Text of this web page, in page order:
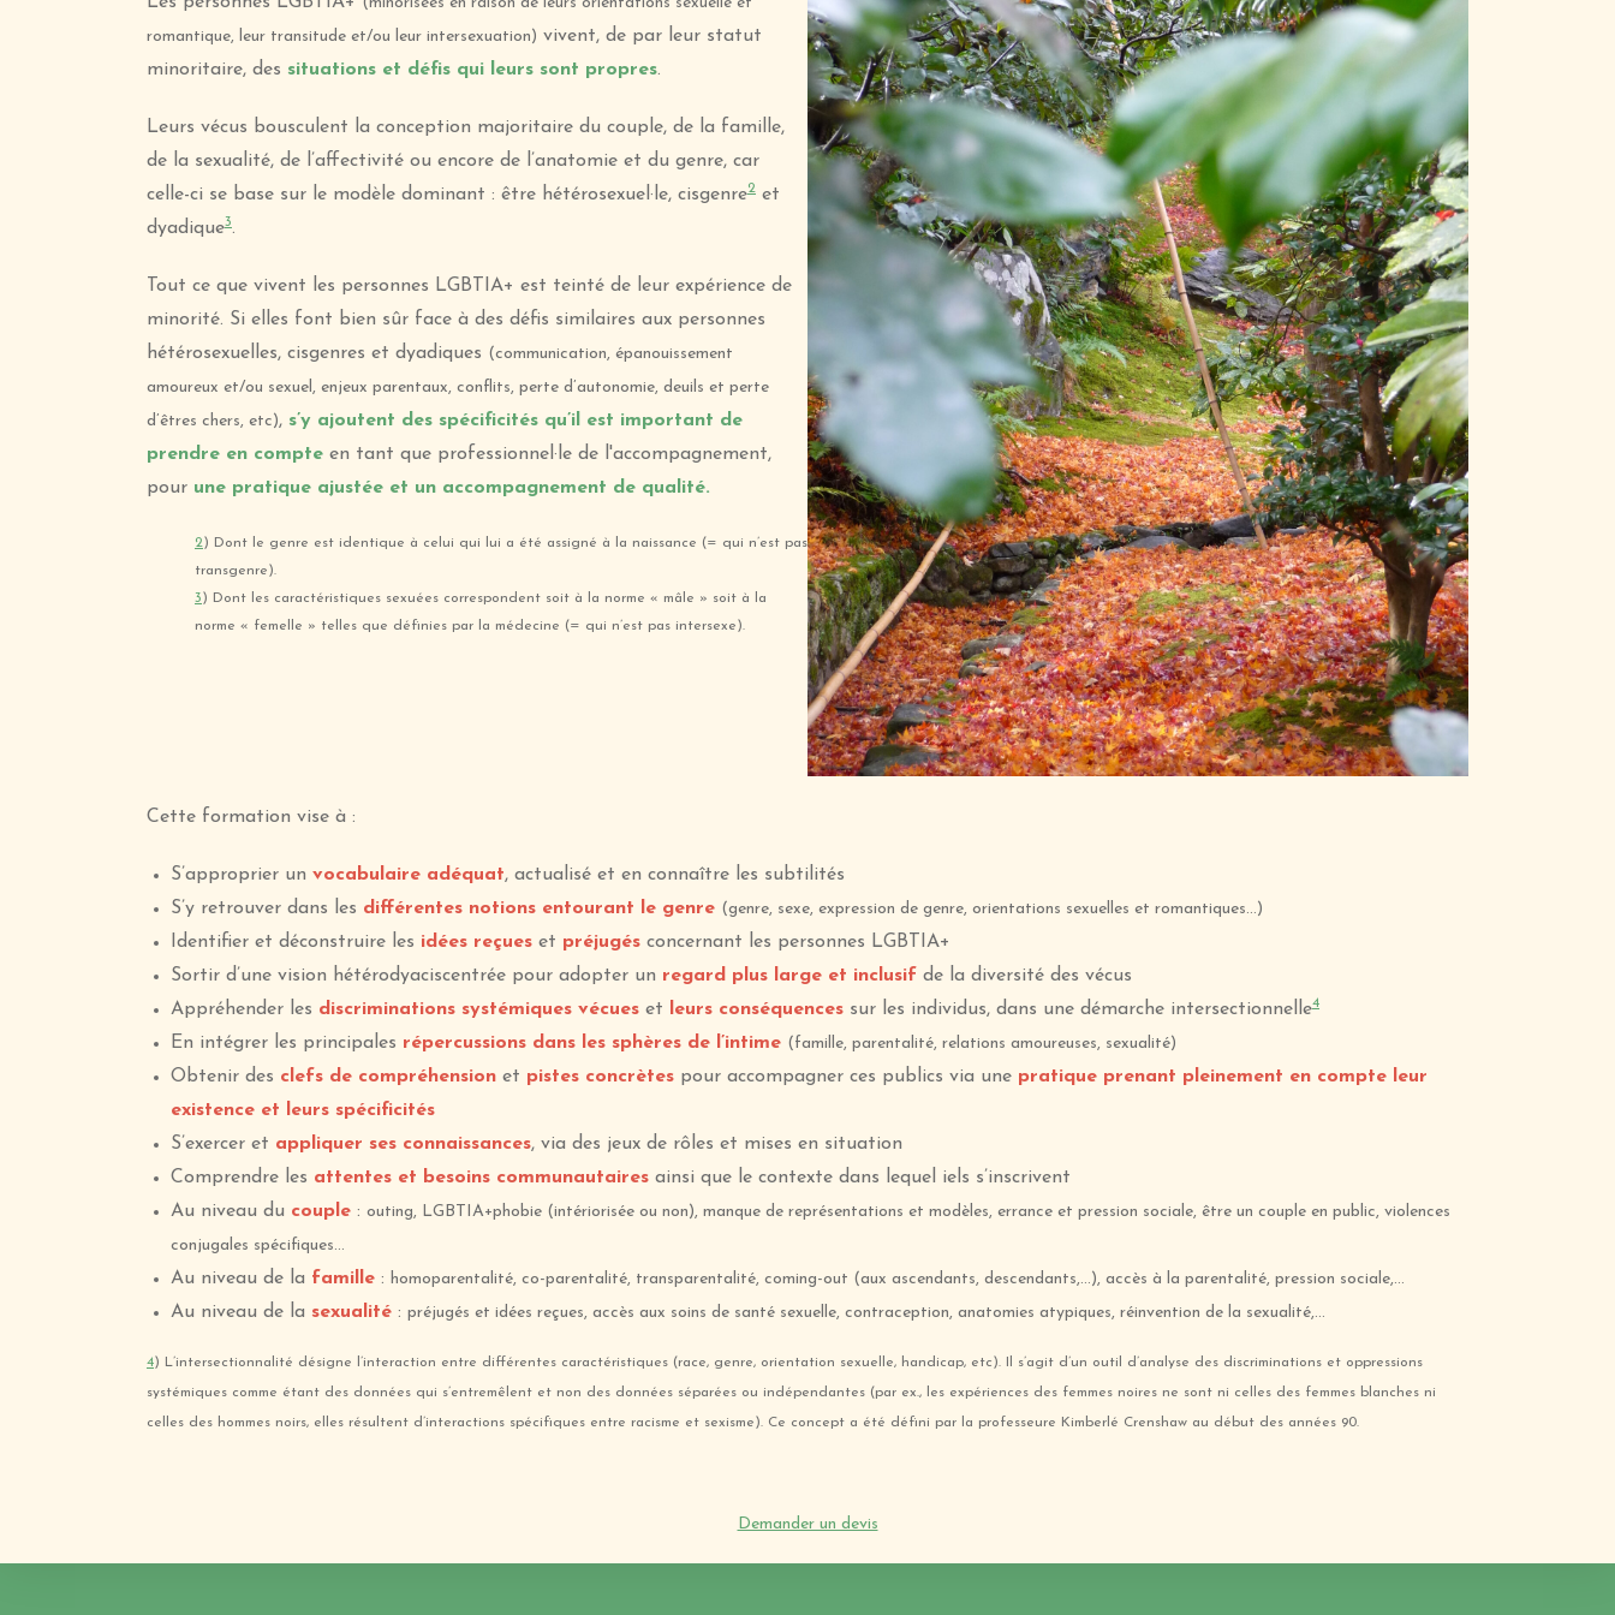
romantique, leur transitude et/ou leur intersexuation) vivent, de par leur statut
minoritaire, des situations et défis qui leurs sont propres.
Leurs vécus bousculent la conception majoritaire du couple, de la famille,
de la sexualité, de l’affectivité ou encore de l’anatomie et du genre, car
celle-ci se base sur le modèle dominant : être hétérosexuel·le, cisgenre2 et
dyadique3.
Tout ce que vivent les personnes LGBTIA+ est teinté de leur expérience de
minorité. Si elles font bien sûr face à des défis similaires aux personnes
hétérosexuelles, cisgenres et dyadiques (communication, épanouissement
amoureux et/ou sexuel, enjeux parentaux, conflits, perte d’autonomie, deuils et perte
d’êtres chers, etc), s’y ajoutent des spécificités qu’il est important de
prendre en compte en tant que professionnel·le de l'accompagnement,
pour une pratique ajustée et un accompagnement de qualité.
2) Dont le genre est identique à celui qui lui a été assigné à la naissance (= qui n’est pas
transgenre).
3) Dont les caractéristiques sexuées correspondent soit à la norme « mâle » soit à la
norme « femelle » telles que définies par la médecine (= qui n’est pas intersexe).
Cette formation vise à :
S’approprier un vocabulaire adéquat, actualisé et en connaître les subtilités
S’y retrouver dans les différentes notions entourant le genre (genre, sexe, expression de genre, orientations sexuelles et romantiques…)
Identifier et déconstruire les idées reçues et préjugés concernant les personnes LGBTIA+
Sortir d’une vision hétérodyaciscentrée pour adopter un regard plus large et inclusif de la diversité des vécus
Appréhender les discriminations systémiques vécues et leurs conséquences sur les individus, dans une démarche intersectionnelle4
En intégrer les principales répercussions dans les sphères de l’intime (famille, parentalité, relations amoureuses, sexualité)
Obtenir des clefs de compréhension et pistes concrètes pour accompagner ces publics via une pratique prenant pleinement en compte leur
existence et leurs spécificités
S’exercer et appliquer ses connaissances, via des jeux de rôles et mises en situation
Comprendre les attentes et besoins communautaires ainsi que le contexte dans lequel iels s’inscrivent
Au niveau du couple : outing, LGBTIA+phobie (intériorisée ou non), manque de représentations et modèles, errance et pression sociale, être un couple en public, violences
conjugales spécifiques…
Au niveau de la famille : homoparentalité, co-parentalité, transparentalité, coming-out (aux ascendants, descendants,…), accès à la parentalité, pression sociale,…
Au niveau de la sexualité : préjugés et idées reçues, accès aux soins de santé sexuelle, contraception, anatomies atypiques, réinvention de la sexualité,…
4) L’intersectionnalité désigne l’interaction entre différentes caractéristiques (race, genre, orientation sexuelle, handicap, etc). Il s’agit d’un outil d’analyse des discriminations et oppressions
systémiques comme étant des données qui s’entremêlent et non des données séparées ou indépendantes (par ex., les expériences des femmes noires ne sont ni celles des femmes blanches ni
celles des hommes noirs, elles résultent d’interactions spécifiques entre racisme et sexisme). Ce concept a été défini par la professeure Kimberlé Crenshaw au début des années 90.
Demander un devis